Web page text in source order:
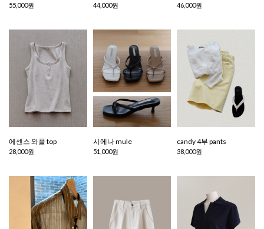
55,000원 44,000원 46,000원
에센스 와플 top
28,000원
시에나 mule
51,000원
candy 4부 pants
38,000원